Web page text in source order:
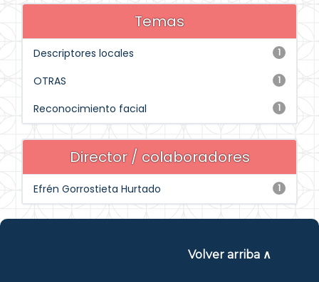
Temas
1
Descriptores locales
1
OTRAS
1
Reconocimiento facial
Director / colaboradores
1
Efrén Gorrostieta Hurtado
Volver arriba ∧